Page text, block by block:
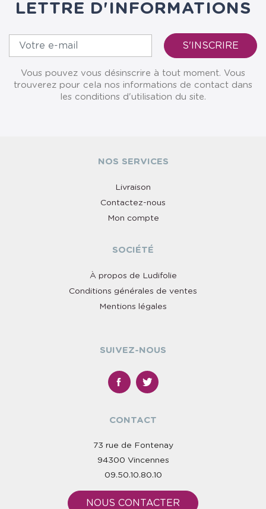
LETTRE D'INFORMATIONS
Vous pouvez vous désinscrire à tout moment. Vous
trouverez pour cela nos informations de contact dans
les conditions d'utilisation du site.
NOS SERVICES
Livraison
Contactez-nous
Mon compte
SOCIÉTÉ
À propos de Ludifolie
Conditions générales de ventes
Mentions légales
SUIVEZ-NOUS
CONTACT
73 rue de Fontenay
94300 Vincennes
09.50.10.80.10
NOUS CONTACTER